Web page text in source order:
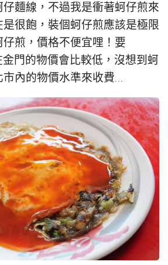
麵線，不過我是衝著蚵仔煎來
很飽，裝個蚵仔煎應該是極限
煎，價格不便宜哩！要
門的物價會比較低，沒想到蚵
內的物價水準來收費…